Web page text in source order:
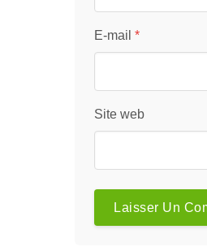
E-mail *
Site web